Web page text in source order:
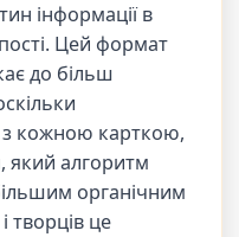
інформації в
Цей формат
до більш
з кожною карткою,
алгоритм
органічним
творців це